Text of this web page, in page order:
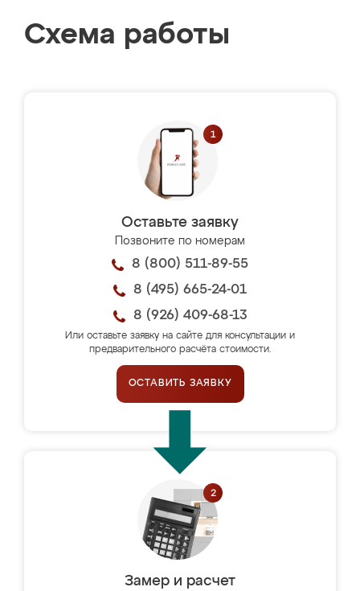
Схема работы
Оставьте заявку
Позвоните по номерам
8 (800) 511-89-55
8 (495) 665-24-01
8 (926) 409-68-13
Или оставьте заявку на сайте для консультации и
предварительного расчёта стоимости.
ОСТАВИТЬ ЗАЯВКУ
Замер и расчет